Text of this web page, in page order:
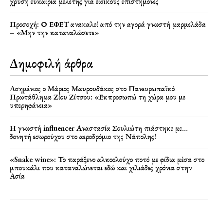
Προσοχή: Ο ΕΦΕΤ ανακαλεί από την αγορά γνωστή μαρμελάδα
– «Μην την καταναλώσετε»
Δημοφιλή άρθρα
Ασημένιος ο Μάριος Μαυρουδάκος στο Πανευρωπαϊκό
Πρωτάθλημα Ζίου Ζίτσου: «Εκπροσωπώ τη χώρα μου με
υπερηφάνεια»
Η γνωστή influencer Αναστασία Σουλιώτη πιάστηκε με…
δονητή εσωρούχου στο αεροδρόμιο της Νάπολης!
«Snake wine»: Το παράξενο αλκοολούχο ποτό με φίδια μέσα στο
μπουκάλι που καταναλώνεται εδώ και χιλιάδες χρόνια στην
Ασία